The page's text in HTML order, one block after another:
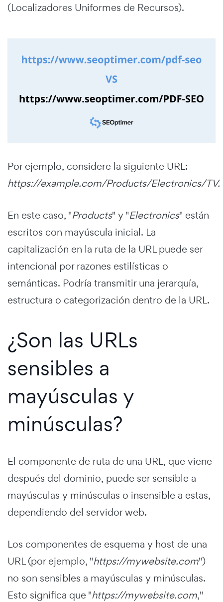
(Localizadores Uniformes de Recursos).
Por ejemplo, considere la siguiente URL:
https://example.com/Products/Electronics/TV.
En este caso, "Products" y "Electronics" están
escritos con mayúscula inicial. La
capitalización en la ruta de la URL puede ser
intencional por razones estilísticas o
semánticas. Podría transmitir una jerarquía,
estructura o categorización dentro de la URL.
¿Son las URLs
sensibles a
mayúsculas y
minúsculas?
El componente de ruta de una URL, que viene
después del dominio, puede ser sensible a
mayúsculas y minúsculas o insensible a estas,
dependiendo del servidor web.
Los componentes de esquema y host de una
URL (por ejemplo, "https://mywebsite.com")
no son sensibles a mayúsculas y minúsculas.
Esto significa que "https://mywebsite.com,"